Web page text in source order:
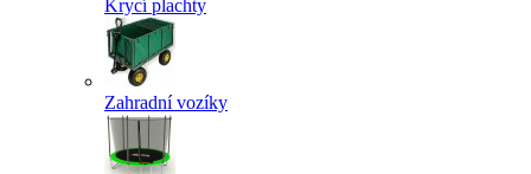
Krycí plachty
Zahradní vozíky